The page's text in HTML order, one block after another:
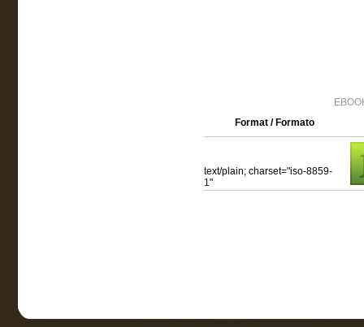
Format / Formato
text/plain; charset="iso-8859-
1"